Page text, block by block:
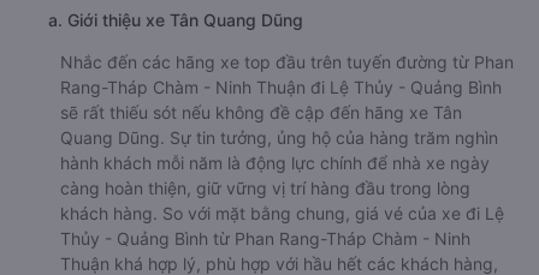
a. Giới thiệu xe Tân Quang Dũng
Nhắc đến các hãng xe top đầu trên tuyến đường từ Phan
Rang-Tháp Chàm - Ninh Thuận đi Lệ Thủy - Quảng Bình
sẽ rất thiếu sót nếu không đề cập đến hãng xe Tân
Quang Dũng. Sự tin tưởng, ủng hộ của hàng trăm nghìn
hành khách mỗi năm là động lực chính để nhà xe ngày
càng hoàn thiện, giữ vững vị trí hàng đầu trong lòng
khách hàng. So với mặt bằng chung, giá vé của xe đi Lệ
Thủy - Quảng Bình từ Phan Rang-Tháp Chàm - Ninh
Thuận khá hợp lý, phù hợp với hầu hết các khách hàng,